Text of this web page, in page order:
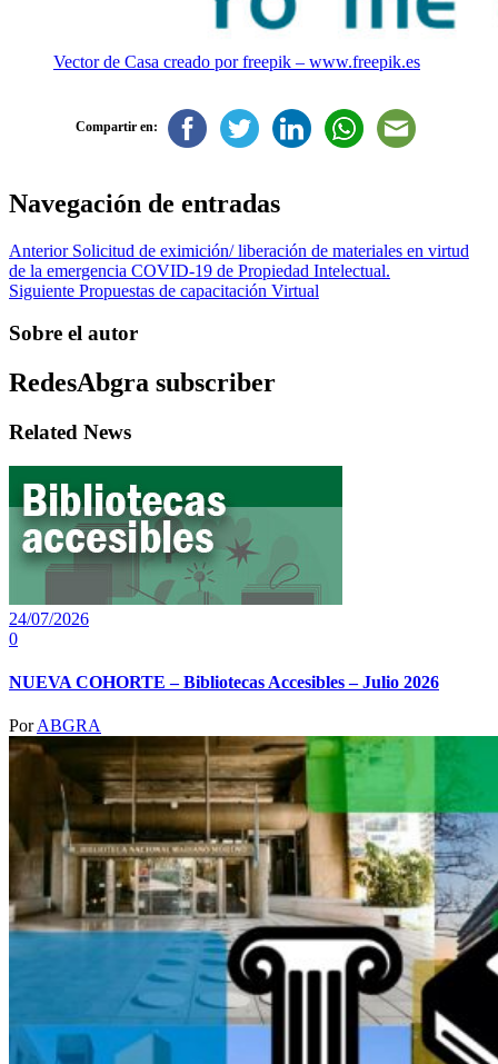
Vector de Casa creado por freepik – www.freepik.es
Compartir en:
Navegación de entradas
Anterior Solicitud de eximición/ liberación de materiales en virtud
de la emergencia COVID-19 de Propiedad Intelectual.
Siguiente Propuestas de capacitación Virtual
Sobre el autor
RedesAbgra subscriber
Related News
24/07/2026
0
NUEVA COHORTE – Bibliotecas Accesibles – Julio 2026
PorABGRA